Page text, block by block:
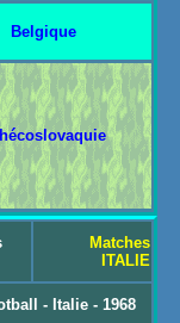
Belgique
Matches
ITALIE
- Italie - 1968